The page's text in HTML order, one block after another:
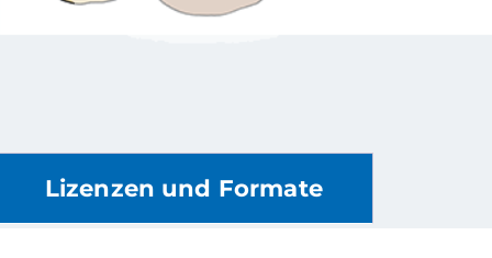
Lizenzen und Formate